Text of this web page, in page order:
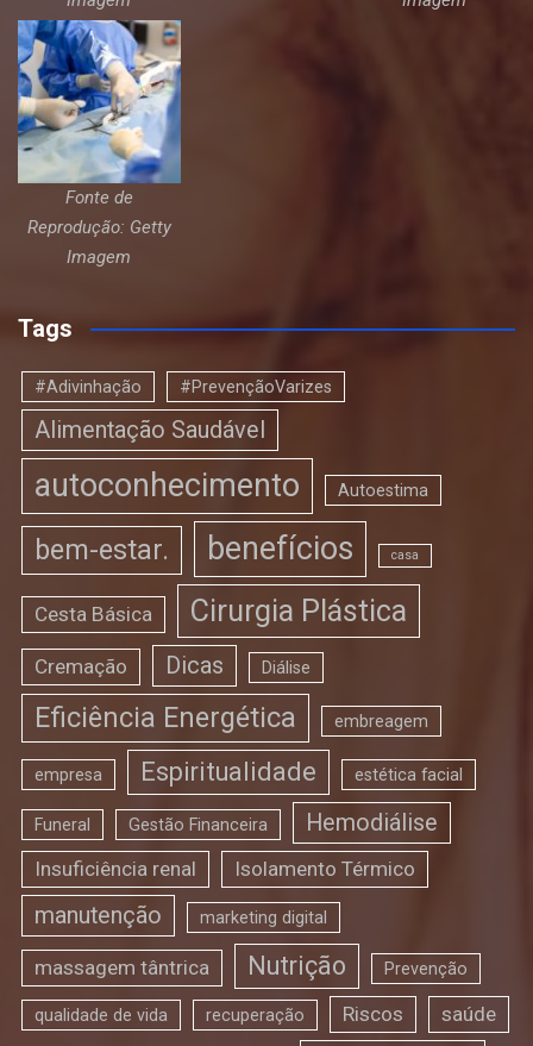
Fonte de
Reprodução: Getty
Imagem
Tags
#Adivinhação #PrevençãoVarizes
Alimentação Saudável
autoconhecimento Autoestima
bem-estar. benefícios casa
Cesta Básica Cirurgia Plástica
Cremação Dicas Diálise
Eficiência Energética embreagem
empresa Espiritualidade estética facial
Funeral Gestão Financeira Hemodiálise
Insuficiência renal Isolamento Térmico
manutenção marketing digital
massagem tântrica Nutrição Prevenção
qualidade de vida recuperação Riscos saúde